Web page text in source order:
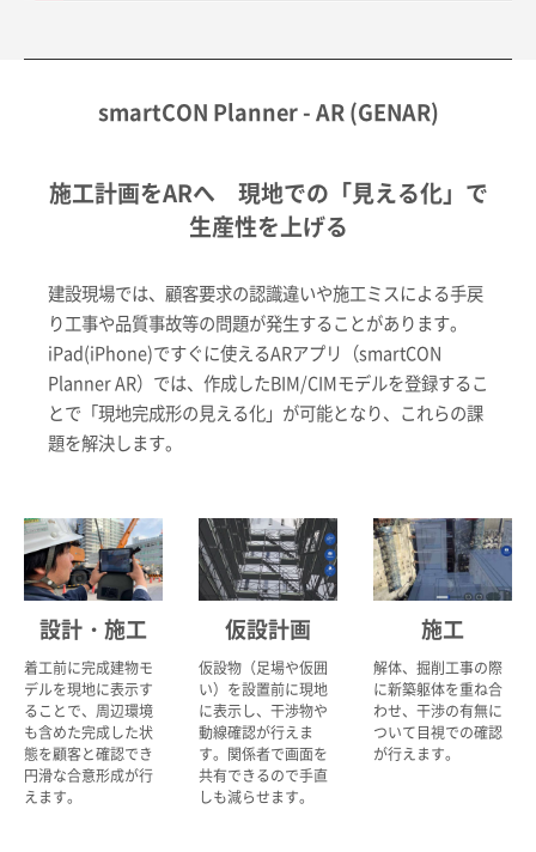
smartCON Planner - AR (GENAR)
施工計画をARへ 現地での「見える化」で
生産性を上げる
建設現場では、顧客要求の認識違いや施工ミスによる手戻
り工事や品質事故等の問題が発生することがあります。
iPad(iPhone)ですぐに使えるARアプリ（smartCON
Planner AR）では、作成したBIM/CIMモデルを登録するこ
とで「現地完成形の見える化」が可能となり、これらの課
題を解決します。
設計・施工
着工前に完成建物モ
デルを現地に表示す
ることで、周辺環境
も含めた完成した状
態を顧客と確認でき
円滑な合意形成が行
えます。
仮設計画
仮設物（足場や仮囲
い）を設置前に現地
に表示し、干渉物や
動線確認が行えま
す。関係者で画面を
共有できるので手直
しも減らせます。
施工
解体、掘削工事の際
に新築躯体を重ね合
わせ、干渉の有無に
ついて目視での確認
が行えます。